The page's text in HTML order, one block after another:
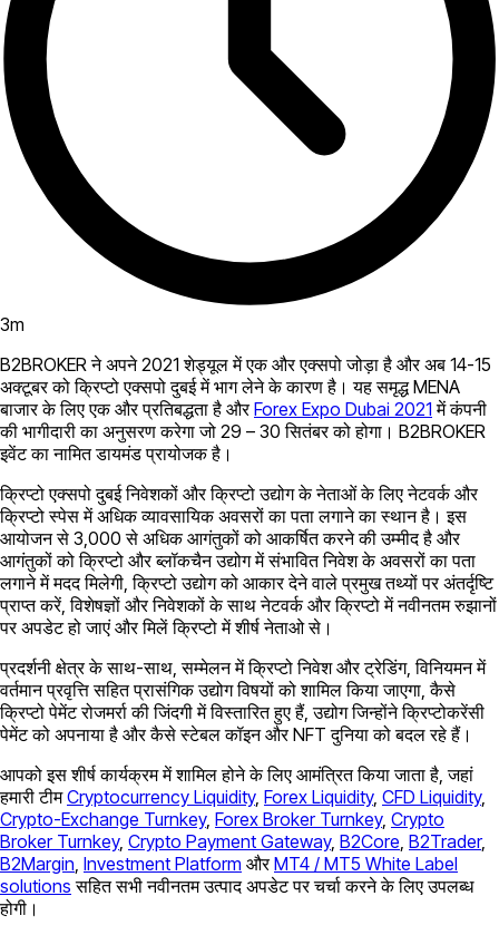
3m
B2BROKER ने अपने 2021 शेड्यूल में एक और एक्सपो जोड़ा है और अब 14-15
अक्टूबर को क्रिप्टो एक्सपो दुबई में भाग लेने के कारण है। यह समृद्ध MENA
बाजार के लिए एक और प्रतिबद्धता है औरForex Expo Dubai 2021 में कंपनी
की भागीदारी का अनुसरण करेगा जो 29 – 30 सितंबर को होगा। B2BROKER
इवेंट का नामित डायमंड प्रायोजक है।
क्रिप्टो एक्सपो दुबई निवेशकों और क्रिप्टो उद्योग के नेताओं के लिए नेटवर्क और
क्रिप्टो स्पेस में अधिक व्यावसायिक अवसरों का पता लगाने का स्थान है। इस
आयोजन से 3,000 से अधिक आगंतुकों को आकर्षित करने की उम्मीद है और
आगंतुकों को क्रिप्टो और ब्लॉकचैन उद्योग में संभावित निवेश के अवसरों का पता
लगाने में मदद मिलेगी, क्रिप्टो उद्योग को आकार देने वाले प्रमुख तथ्यों पर अंतर्दृष्टि
प्राप्त करें, विशेषज्ञों और निवेशकों के साथ नेटवर्क और क्रिप्टो में नवीनतम रुझानों
पर अपडेट हो जाएं और मिलें क्रिप्टो में शीर्ष नेताओ से।
प्रदर्शनी क्षेत्र के साथ-साथ, सम्मेलन में क्रिप्टो निवेश और ट्रेडिंग, विनियमन में
वर्तमान प्रवृत्ति सहित प्रासंगिक उद्योग विषयों को शामिल किया जाएगा, कैसे
क्रिप्टो पेमेंट रोजमर्रा की जिंदगी में विस्तारित हुए हैं, उद्योग जिन्होंने क्रिप्टोकरेंसी
पेमेंट को अपनाया है और कैसे स्टेबल कॉइन और NFT दुनिया को बदल रहे हैं।
आपको इस शीर्ष कार्यक्रम में शामिल होने के लिए आमंत्रित किया जाता है, जहां
हमारी टीमCryptocurrency Liquidity, Forex Liquidity, CFD Liquidity,
Crypto-Exchange Turnkey, Forex Broker Turnkey, Crypto
Broker Turnkey, Crypto Payment Gateway, B2Core B2Trader,
B2Margin Investment Platform औरMT4 / MT5 White Label
solutions सहित सभी नवीनतम उत्पाद अपडेट पर चर्चा करने के लिए उपलब्ध
होगी।